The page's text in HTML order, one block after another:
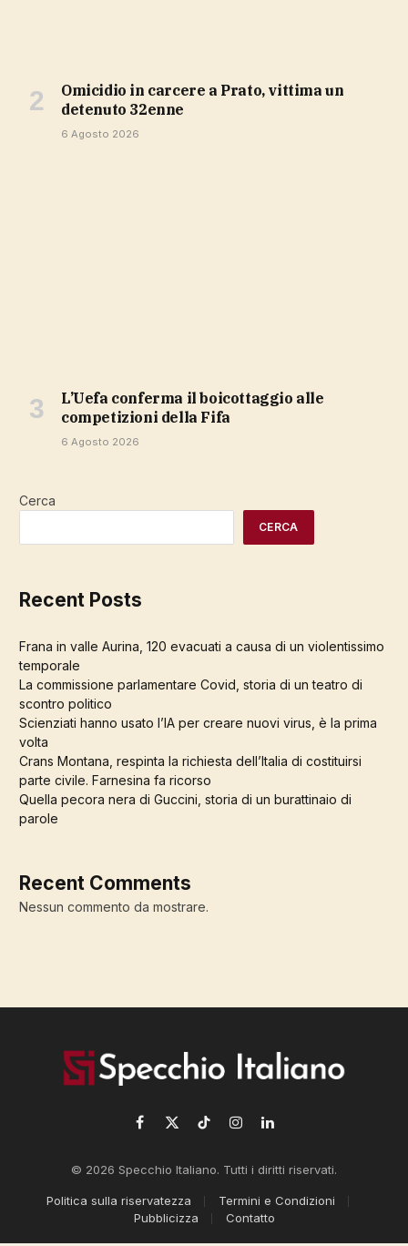
Omicidio in carcere a Prato, vittima un
detenuto 32enne
6 Agosto 2026
L’Uefa conferma il boicottaggio alle
competizioni della Fifa
6 Agosto 2026
Cerca
CERCA
Recent Posts
Frana in valle Aurina, 120 evacuati a causa di un violentissimo
temporale
La commissione parlamentare Covid, storia di un teatro di
scontro politico
Scienziati hanno usato l’IA per creare nuovi virus, è la prima
volta
Crans Montana, respinta la richiesta dell’Italia di costituirsi
parte civile. Farnesina fa ricorso
Quella pecora nera di Guccini, storia di un burattinaio di
parole
Recent Comments
Nessun commento da mostrare.
Facebook
X
TikTokInstagramLinkedIn
© 2026 Specchio Italiano. Tutti i diritti riservati.
Politica sulla riservatezza
Termini e Condizioni
Pubblicizza
Contatto